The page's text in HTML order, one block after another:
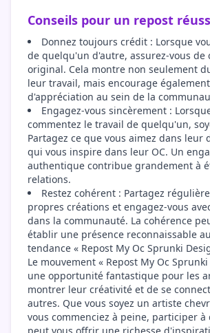
Conseils pour un repost
Donnez toujours crédit : Lorsque
de quelqu'un d'autre, assurez-vous
original. Cela montre non seulement
leur travail, mais encourage
d'appréciation au sein de la
Engagez-vous sincèrement :
commentez le travail de quelqu'un,
Partagez ce que vous aimez dans leur
qui vous inspire dans leur OC. Un
authentique contribue grandement à
relations.
Restez cohérent : Partagez
propres créations et engagez-vous
dans la communauté. La cohérence
établir une présence reconnaissable
tendance « Repost My Oc Sprunki
Le mouvement « Repost My Oc
une opportunité fantastique pour les
montrer leur créativité et de se
autres. Que vous soyez un artiste
vous commenciez à peine, participer à